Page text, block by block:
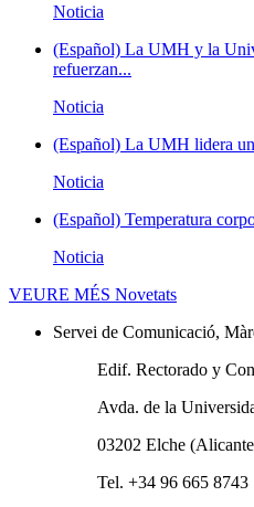
Noticia
(Español) La UMH y la
refuerzan...
Noticia
(Español) La UMH lidera
Noticia
(Español) Temperatura
Noticia
VEURE MÉS Novetats
Servei de Comunicació,
Edif. Rectorado y
Avda. de la
03202 Elche
Tel. +34 96 665